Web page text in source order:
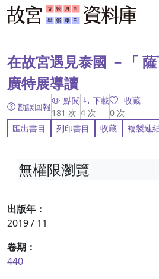
在故宮遇見泰國 －「
廣特展導讀
勘誤回報
點閱
181 次
下載
4 次
收藏
0 次
匯出書目
列印書目 收藏 複製連
出版年：
2019 / 11
卷期：
440
無權限瀏覽